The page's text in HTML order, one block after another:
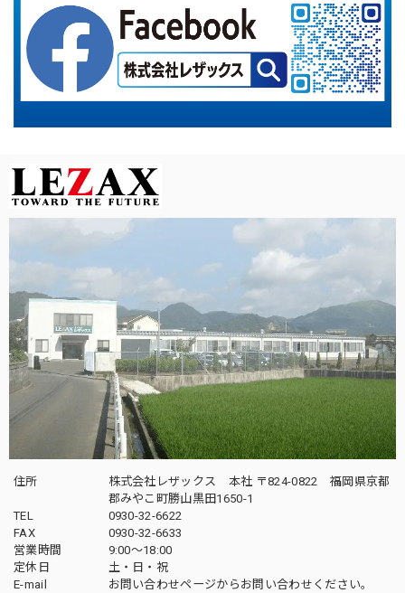
住所
株式会社レザックス 本社 〒824-0822 福岡県京都
郡みやこ町勝山黒田1650-1
TEL
0930-32-6622
FAX
0930-32-6633
営業時間
9:00〜18:00
定休日
土・日・祝
E-mail
お問い合わせページからお問い合わせください。